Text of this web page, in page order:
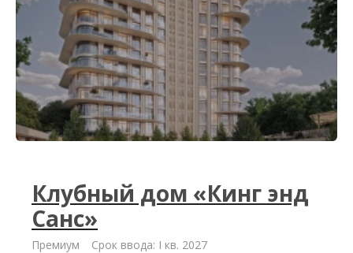
Клубный дом «Кинг энд
Санс»
Премиум Срок ввода: I кв. 2027